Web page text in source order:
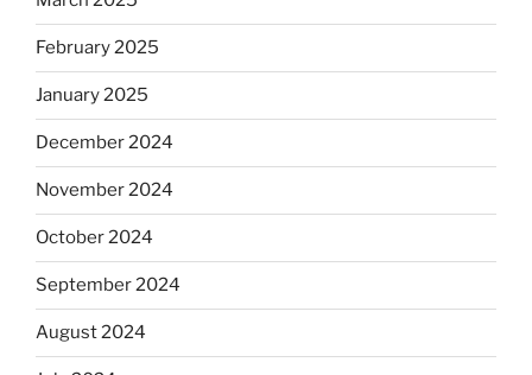
February 2025
January 2025
December 2024
November 2024
October 2024
September 2024
August 2024